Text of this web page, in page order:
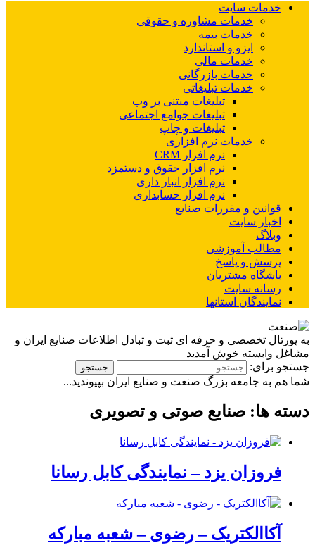
خدمات سایت
خدمات مشاوره و حقوقی
خدمات بیمه
ایزو و استاندارد
خدمات مالی
خدمات بازرگانی
خدمات تبلیغاتی
تبلیغات مبتنی بر وب
تبلیغات جوامع اجتماعی
تبلیغات و چاپ
خدمات نرم افزاری
نرم افزار CRM
نرم افزار حقوق و دستمزد
نرم افزار انبار داری
نرم افزار حسابداری
قوانین و مقررات صنایع
اخبار سایت
وبلاگ
مطالب آموزشی
پرسش و پاسخ
باشگاه مشتریان
رسانه سایت
نمایندگان استانها
به پورتال تخصصی و حرفه ای ثبت و تبادل اطلاعات صنایع ایران و
مشاغل وابسته خوش آمدید
جستجو برای:
شما هم به جامعه بزرگ صنعت و صنایع ایران بپیوندید...
دسته ها: صنایع صوتی و تصویری
فروزان یزد – نمایندگی کابل رسانا
آکاالکتریک – رضوی – شعبه مبارکه